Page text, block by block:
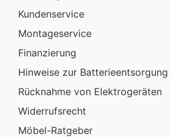
Kundenservice
Montageservice
Finanzierung
Hinweise zur Batterieentsorgung
Rücknahme von Elektrogeräten
Widerrufsrecht
Möbel-Ratgeber